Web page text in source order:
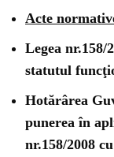
Acte
Legea
statutul
Hotărârea
punerea în
nr.158/2008